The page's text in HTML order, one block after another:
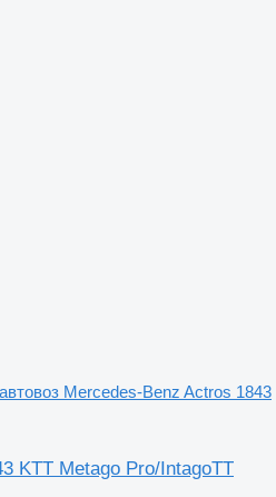
автовоз Mercedes-Benz Actros 1843
KTT Metago Pro/IntagoTT